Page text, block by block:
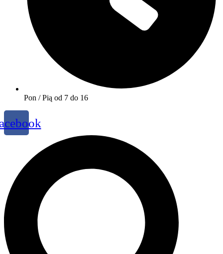
Pon / Pią od 7 do 16